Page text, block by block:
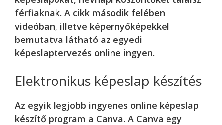
férfiaknak. A cikk második felében
videóban, illetve képernyőképekkel
bemutatva látható az egyedi
képeslaptervezés online ingyen.
Elektronikus képeslap készítés
Az egyik legjobb ingyenes online képeslap
készítő program a Canva. A Canva egy